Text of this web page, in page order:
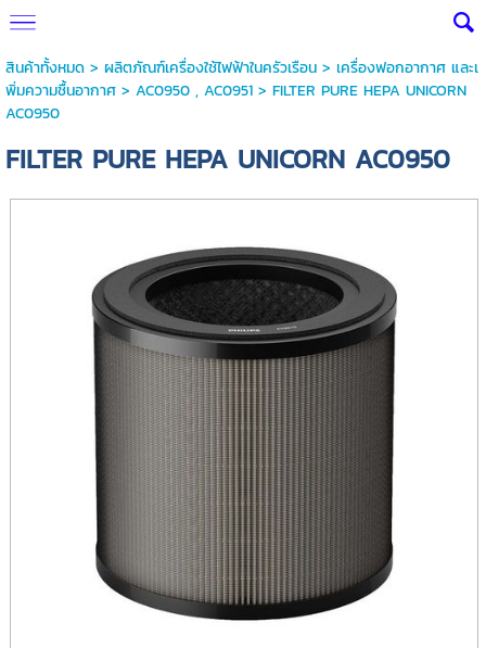
สินค้าทั้งหมด> ผลิตภัณฑ์เครื่องใช้ไฟฟ้าในครัวเรือน> เครื่องฟอกอากาศ และเ
พิ่มความชื้นอากาศ> AC0950 , AC0951> FILTER PURE HEPA UNICORN
AC0950
FILTER PURE HEPA UNICORN AC0950